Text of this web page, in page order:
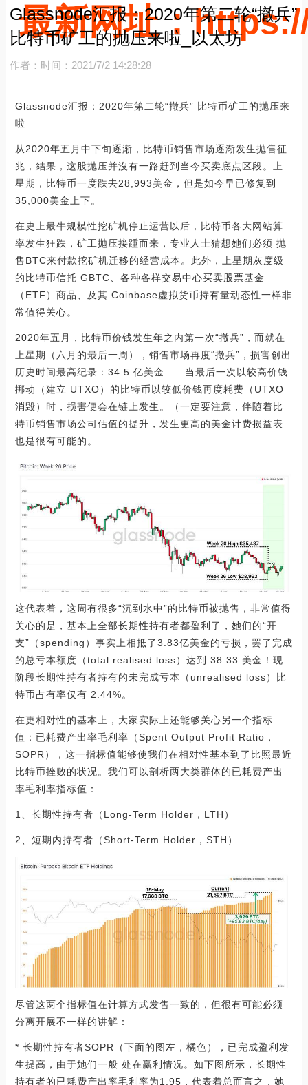
最新网址：
Glassnode汇报：2020年第二轮“撤兵”
比特币矿工的抛压来啦_以太坊
作者： 时间：2021/7/2 14:28:28
Glassnode汇报：2020年第二轮“撤兵” 比特币矿工的抛压来
啦
从2020年五月中下旬逐渐，比特币销售市场逐渐发生抛售征
兆，結果，这股抛压并沒有一路赶到当今买卖底点区段。上
星期，比特币一度跌去28,993美金，但是如今早已修复到
35,000美金上下。
在史上最牛规模性挖矿机停止运营以后，比特币各大网站算
率发生狂跌，矿工抛压接踵而来，专业人士猜想她们必须 抛
售BTC来付款挖矿机迁移的经营成本。此外，上星期灰度级
的比特币信托 GBTC、各种各样交易中心买卖股票基金
（ETF）商品、及其 Coinbase虚拟货币持有量动态性一样非
常值得关心。
2020年五月，比特币价钱发生年之内第一次“撤兵”，而就在
上星期（六月的最后一周），销售市场再度“撤兵”，损害创出
历史时间最高纪录：34.5 亿美金——当最后一次以较高价钱
挪动（建立 UTXO）的比特币以较低价钱再度耗费（UTXO
消毁）时，损害便会在链上发生。（一定要注意，伴随着比
特币销售市场公司估值的提升，发生更高的美金计费损益表
也是很有可能的。
这代表着，这周有很多“沉到水中”的比特币被抛售，非常值得
关心的是，基本上全部长期性持有者都盈利了，她们的“开
支”（spending）事实上相抵了3.83亿美金的亏损，罢了完成
的总亏本额度（total realised loss）达到 38.33 美金！现
阶段长期性持有者持有的未完成亏本（unrealised loss）比
特币占有率仅有 2.44%。
在更相对性的基本上，大家实际上还能够关心另一个指标
值：已耗费产出率毛利率（Spent Output Profit Ratio，
SOPR），这一指标值能够使我们在相对性基本到了比照最近
比特币挫败的状况。我们可以剖析两大类群体的已耗费产出
率毛利率指标值：
1、长期性持有者（Long-Term Holder，LTH）
2、短期内持有者（Short-Term Holder，STH）
尽管这两个指标值在计算方式发售一致的，但很有可能必须
分离开展不一样的讲解：
* 长期性持有者SOPR（下面的图左，橘色），已完成盈利发
生提高，由于她们一般 处在赢利情况。如下图所示，长期性
持有者的已耗费产出率毛利率为1.95，代表着总而言之，她